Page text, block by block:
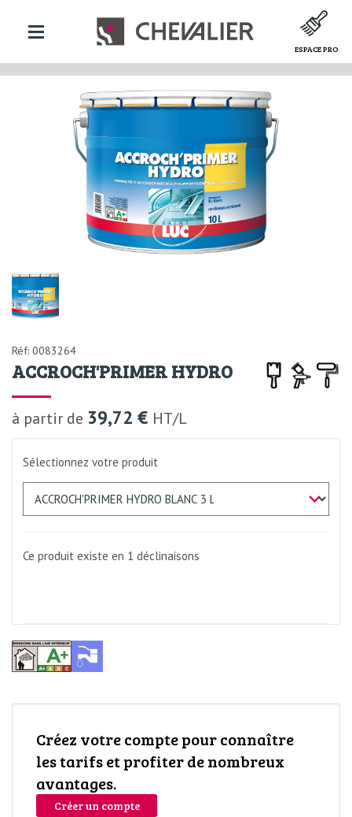
ESPACE PRO
Réf: 0083264
ACCROCH'PRIMER HYDRO
à partir de 39,72 € HT/L
Sélectionnez votre produit
Ce produit existe en 1 déclinaisons
Créez votre compte pour connaître
les tarifs et profiter de nombreux
avantages.
Créer un compte